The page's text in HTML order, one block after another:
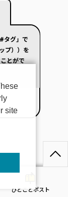
タグ」で
プ））を
とがで
ひとことポスト
site